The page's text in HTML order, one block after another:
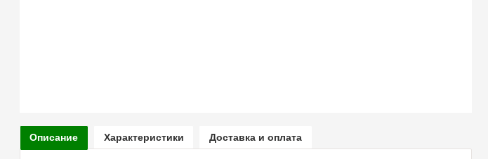
Описание Характеристики Доставка и оплата